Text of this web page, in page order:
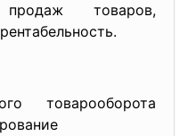
товаров,
товарооборота